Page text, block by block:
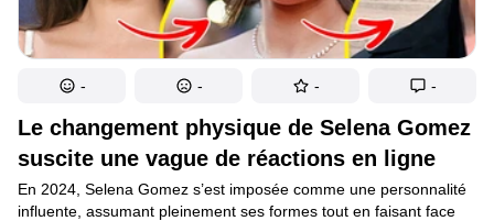
Le changement physique de Selena Gomez
suscite une vague de réactions en ligne
En 2024, Selena Gomez s’est imposée comme une personnalité
influente, assumant pleinement ses formes tout en faisant face
- - - -
Éducation
Tests
Création